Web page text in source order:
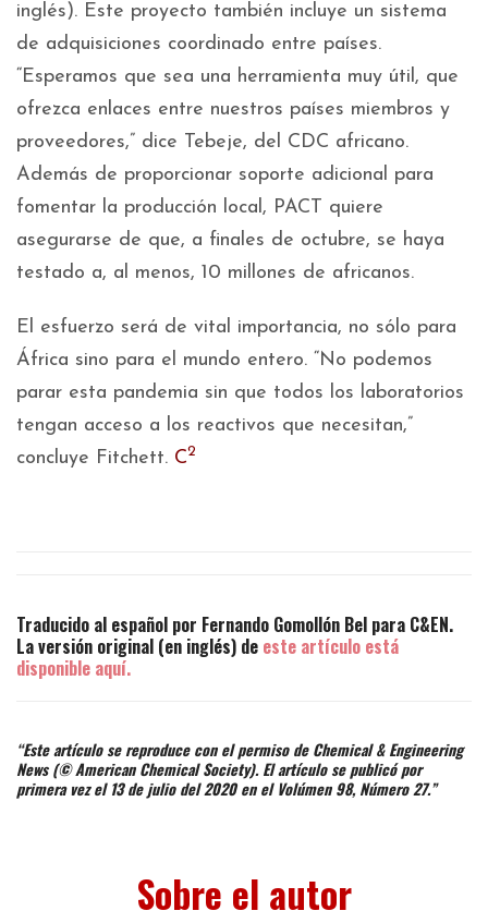
inglés). Este proyecto también incluye un sistema
de adquisiciones coordinado entre países.
“Esperamos que sea una herramienta muy útil, que
ofrezca enlaces entre nuestros países miembros y
proveedores,” dice Tebeje, del CDC africano.
Además de proporcionar soporte adicional para
fomentar la producción local, PACT quiere
asegurarse de que, a finales de octubre, se haya
testado a, al menos, 10 millones de africanos.
El esfuerzo será de vital importancia, no sólo para
África sino para el mundo entero. “No podemos
parar esta pandemia sin que todos los laboratorios
tengan acceso a los reactivos que necesitan,”
concluye Fitchett. C2
Traducido al español por Fernando Gomollón Bel para C&EN.
La versión original (en inglés) de este artículo está
disponible aquí.
“Este artículo se reproduce con el permiso de Chemical & Engineering
News (© American Chemical Society). El artículo se publicó por
primera vez el 13 de julio del 2020 en el Volúmen 98, Número 27.”
Sobre el autor